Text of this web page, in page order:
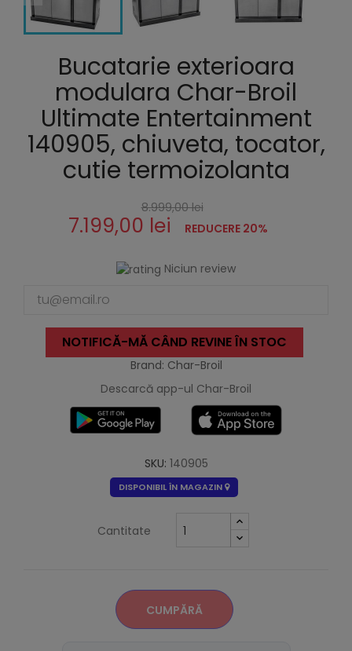
Bucatarie exterioara
modulara Char-Broil
Ultimate Entertainment
140905, chiuveta, tocator,
cutie termoizolanta
8.999,00 lei
7.199,00 lei REDUCERE 20%
Niciun review
NOTIFICĂ-MĂ CÂND REVINE ÎN STOC
Brand: Char-Broil
Descarcă app-ul Char-Broil
SKU: 140905
DISPONIBIL ÎN MAGAZIN
Cantitate
CUMPĂRĂ